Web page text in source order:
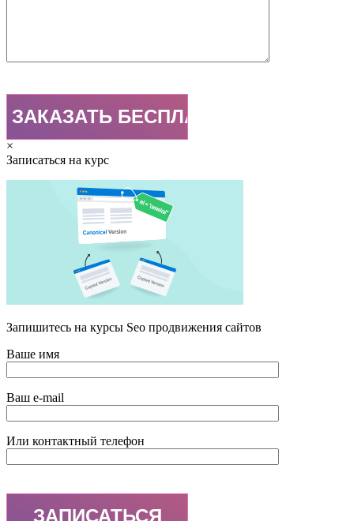
×
Записаться на курс
Запишитесь на курсы Seo продвижения сайтов
Ваше имя
Ваш e-mail
Или контактный телефон